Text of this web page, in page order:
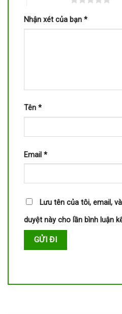
Nhận xét của bạn *
Tên *
Email *
Lưu tên của tôi, email,
duyệt này cho lần bình luận